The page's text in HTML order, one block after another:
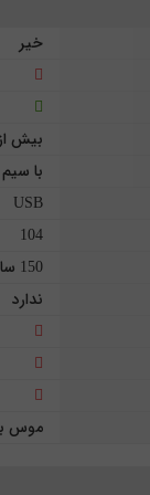
خیر
بیش از 10 میلیون
با سیم
USB
104
150 سانتی متر
ندارد
موس با 5